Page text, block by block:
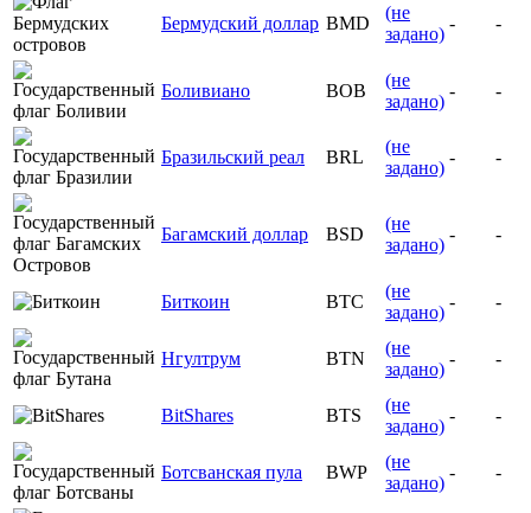
Бермудский доллар BMD
(не
задано)
- -
Боливиано BOB
(не
задано)
- -
Бразильский реал BRL
(не
задано)
- -
Багамский доллар BSD
(не
задано)
- -
Биткоин BTC
(не
задано)
- -
Нгултрум BTN
(не
задано)
- -
BitShares BTS
(не
задано)
- -
Ботсванская пула BWP
(не
задано)
- -